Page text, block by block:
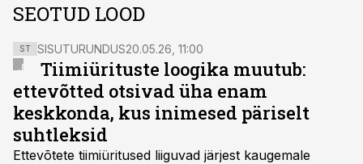
SEOTUD LOOD
ST SISUTURUNDUS20.05.26, 11:00
Tiimiürituste loogika muutub:
ettevõtted otsivad üha enam
keskkonda, kus inimesed päriselt
suhtleksid
Ettevõtete tiimiüritused liiguvad järjest kaugemale